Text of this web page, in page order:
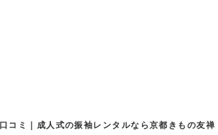
コミ｜成人式の振袖レンタルなら京都きもの友禅